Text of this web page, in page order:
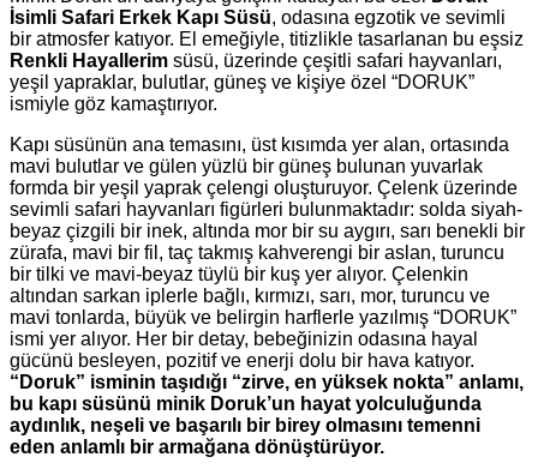
İsimli Safari Erkek Kapı Süsü, odasına egzotik ve sevimli
bir atmosfer katıyor. El emeğiyle, titizlikle tasarlanan bu eşsiz
Renkli Hayallerim süsü, üzerinde çeşitli safari hayvanları,
yeşil yapraklar, bulutlar, güneş ve kişiye özel “DORUK”
ismiyle göz kamaştırıyor.
Kapı süsünün ana temasını, üst kısımda yer alan, ortasında
mavi bulutlar ve gülen yüzlü bir güneş bulunan yuvarlak
formda bir yeşil yaprak çelengi oluşturuyor. Çelenk üzerinde
sevimli safari hayvanları figürleri bulunmaktadır: solda siyah-
beyaz çizgili bir inek, altında mor bir su aygırı, sarı benekli bir
zürafa, mavi bir fil, taç takmış kahverengi bir aslan, turuncu
bir tilki ve mavi-beyaz tüylü bir kuş yer alıyor. Çelenkin
altından sarkan iplerle bağlı, kırmızı, sarı, mor, turuncu ve
mavi tonlarda, büyük ve belirgin harflerle yazılmış “DORUK”
ismi yer alıyor. Her bir detay, bebeğinizin odasına hayal
gücünü besleyen, pozitif ve enerji dolu bir hava katıyor.
“Doruk” isminin taşıdığı “zirve, en yüksek nokta” anlamı,
bu kapı süsünü minik Doruk’un hayat yolculuğunda
aydınlık, neşeli ve başarılı bir birey olmasını temenni
eden anlamlı bir armağana dönüştürüyor.